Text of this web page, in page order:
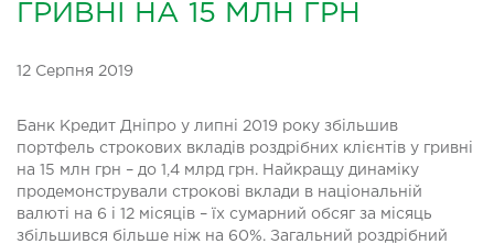
ГРИВНІ НА 15 МЛН ГРН
12 Серпня 2019
Банк Кредит Дніпро у липні 2019 року збільшив
портфель строкових вкладів роздрібних клієнтів у гривні
на 15 млн грн – до 1,4 млрд грн. Найкращу динаміку
продемонстрували строкові вклади в національній
валюті на 6 і 12 місяців – їх сумарний обсяг за місяць
збільшився більше ніж на 60%. Загальний роздрібний